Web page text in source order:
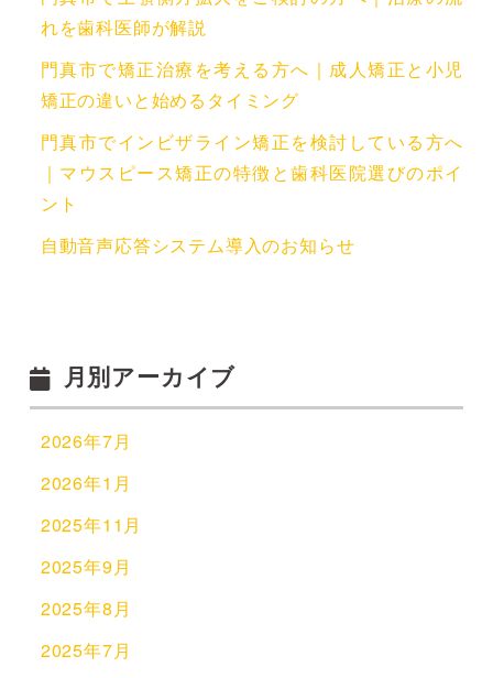
れを歯科医師が解説
門真市で矯正治療を考える方へ｜成人矯正と小児
矯正の違いと始めるタイミング
門真市でインビザライン矯正を検討している方へ
｜マウスピース矯正の特徴と歯科医院選びのポイ
ント
自動音声応答システム導入のお知らせ
月別アーカイブ
2026年7月
2026年1月
2025年11月
2025年9月
2025年8月
2025年7月